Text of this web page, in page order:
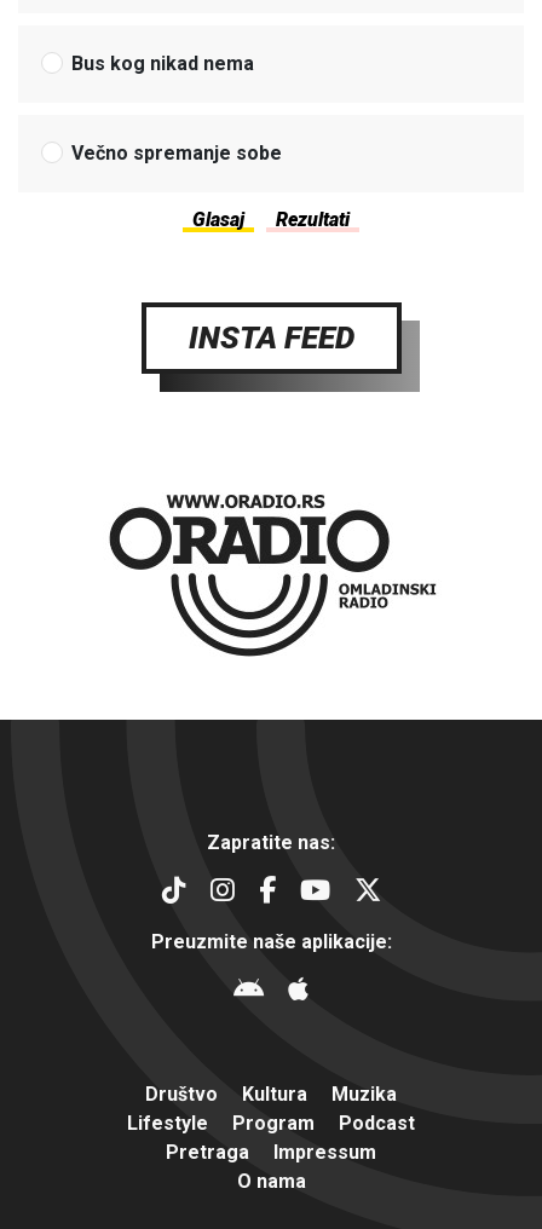
Bus kog nikad nema
Večno spremanje sobe
INSTA FEED
Zapratite nas:
Preuzmite naše aplikacije:
Društvo Kultura
Muzika
Lifestyle
Program
Podcast
Pretraga
Impressum
O nama